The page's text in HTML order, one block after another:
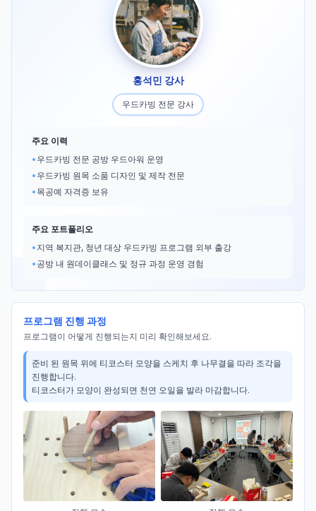
홍석민 강사
우드카빙 전문 강사
주요 이력
• 우드카빙 전문 공방 우드아워 운영
• 우드카빙 원목 소품 디자인 및 제작 전문
• 목공예 자격증 보유
주요 포트폴리오
• 지역 복지관, 청년 대상 우드카빙 프로그램 외부 출강
• 공방 내 원데이클래스 및 정규 과정 운영 경험
프로그램 진행 과정
프로그램이 어떻게 진행되는지 미리 확인해보세요.
준비 된 원목 위에 티코스터 모양을 스케치 후 나무결을 따라 조각을
진행합니다.
티코스터가 모양이 완성되면 천연 오일을 발라 마감합니다.